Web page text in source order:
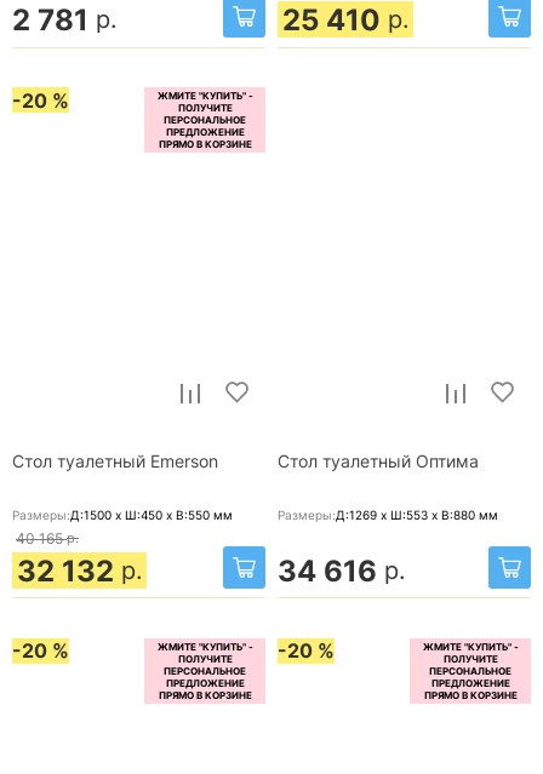
2 781 р. 25 410 р.
-20 %
Стол туалетный Emerson
Размеры:Д:1500 x Ш:450 x В:550 мм
40 165 р.
32 132 р.
Стол туалетный Оптима
Размеры:Д:1269 x Ш:553 x В:880 мм
34 616 р.
-20 % -20 %